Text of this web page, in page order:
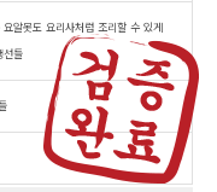
알못도 요리사처럼 조리할 수 있게
선들